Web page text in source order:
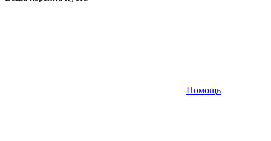
Помощь